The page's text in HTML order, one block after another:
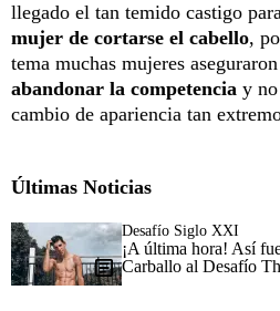
llegado el tan temido castigo
mujer de cortarse el cabello,
tema muchas mujeres
abandonar la competencia y no
cambio de apariencia tan
Últimas Noticias
Desafío Siglo XXI
¡A última hora! Así
Carballo al Desafío